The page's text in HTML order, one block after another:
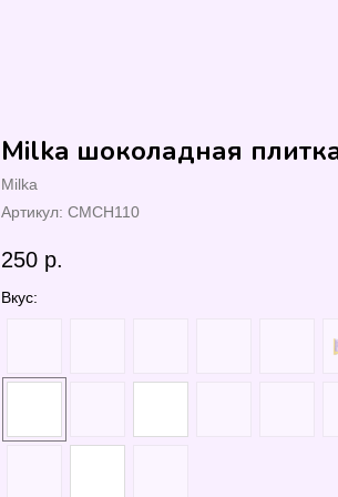
Milka шоколадная
Milka
Артикул: CMCH110
250 р.
Вкус: